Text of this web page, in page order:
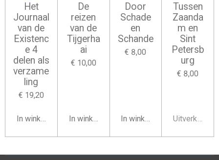
Het
Journaal
van de
Existenc
e 4
delen als
verzame
ling
€ 19,20
In winkelwagen
De
reizen
van de
Tijgerha
ai
€ 10,00
In winkelwagen
Door
Schade
en
Schande
€ 8,00
In winkelwagen
Tussen
Zaanda
m en
Sint
Petersb
urg
€ 8,00
Uitverkocht